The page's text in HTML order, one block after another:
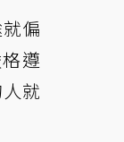
偏
遵
就